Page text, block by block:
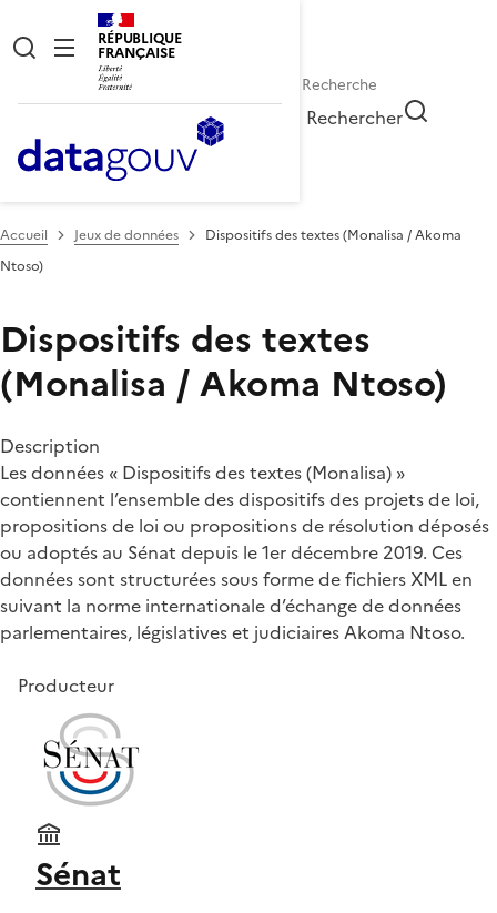
RÉPUBLIQUE
FRANÇAISE
Rechercher
Accueil Jeux de données
Dispositifs des textes (Monalisa / Akoma
Ntoso)
Dispositifs des textes
(Monalisa / Akoma Ntoso)
Description
Les données « Dispositifs des textes (Monalisa) »
contiennent l’ensemble des dispositifs des projets de loi,
propositions de loi ou propositions de résolution déposés
ou adoptés au Sénat depuis le 1er décembre 2019. Ces
données sont structurées sous forme de fichiers XML en
suivant la norme internationale d’échange de données
parlementaires, législatives et judiciaires Akoma Ntoso.
Producteur
Sénat